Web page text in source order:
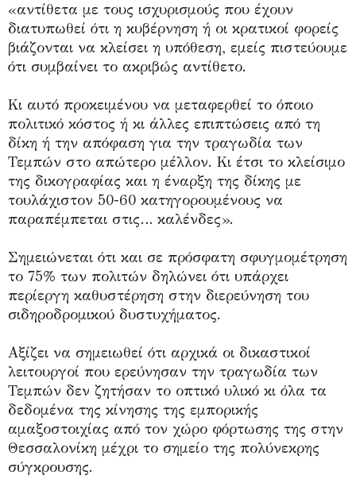
«αντίθετα με τους ισχυρισμούς που έχουν
διατυπωθεί ότι η κυβέρνηση ή οι κρατικοί φορείς
βιάζονται να κλείσει η υπόθεση, εμείς πιστεύουμε
ότι συμβαίνει το ακριβώς αντίθετο.
Κι αυτό προκειμένου να μεταφερθεί το όποιο
πολιτικό κόστος ή κι άλλες επιπτώσεις από τη
δίκη ή την απόφαση για την τραγωδία των
Τεμπών στο απώτερο μέλλον. Κι έτσι το κλείσιμο
της δικογραφίας και η έναρξη της δίκης με
τουλάχιστον 50-60 κατηγορουμένους να
παραπέμπεται στις… καλένδες».
Σημειώνεται ότι και σε πρόσφατη σφυγμομέτρηση
το 75% των πολιτών δηλώνει ότι υπάρχει
περίεργη καθυστέρηση στην διερεύνηση του
σιδηροδρομικού δυστυχήματος.
Αξίζει να σημειωθεί ότι αρχικά οι δικαστικοί
λειτουργοί που ερεύνησαν την τραγωδία των
Τεμπών δεν ζητήσαν το οπτικό υλικό κι όλα τα
δεδομένα της κίνησης της εμπορικής
αμαξοστοιχίας από τον χώρο φόρτωσης της στην
Θεσσαλονίκη μέχρι το σημείο της πολύνεκρης
σύγκρουσης.